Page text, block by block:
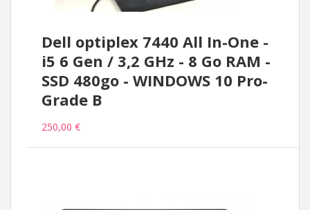
Dell optiplex 7440 All In-One -
i5 6 Gen / 3,2 GHz - 8 Go RAM -
SSD 480go - WINDOWS 10 Pro-
Grade B
250,00 €